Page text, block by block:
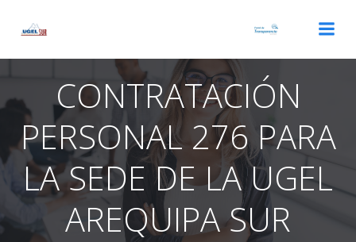
CONTRATACIÓN
PERSONAL 276 PARA
LA SEDE DE LA UGEL
AREQUIPA SUR